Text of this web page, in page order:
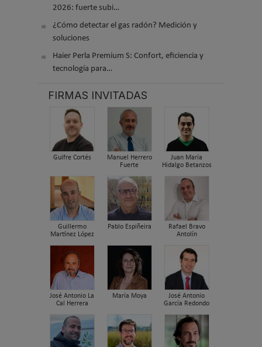
2026: fuerte subi…
¿Cómo detectar el gas radón? Medición y
soluciones
Haier Perla Premium S: Confort, eficiencia y
tecnología para…
FIRMAS INVITADAS
Guifre Cortés
Manuel Herrero
Fuerte
Juan María
Hidalgo Betanzos
Guillermo
Martínez López
Pablo Espiñeira
Rafael Bravo
Antolín
José Antonio La
Cal Herrera
María Moya
José Antonio
García Redondo